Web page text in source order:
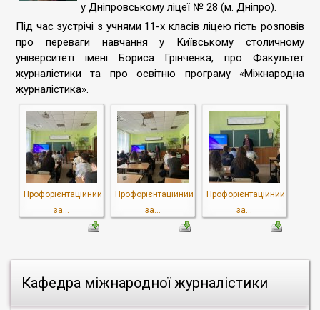
Кафедра міжнародної журналістики
у Дніпровському ліцеї № 28 (м. Дніпро).
Під час зустрічі з учнями 11-х класів ліцею гість розповів
про переваги навчання у Київському столичному
університеті імені Бориса Грінченка, про Факультет
журналістики та про освітню програму «Міжнародна
журналістика».
Профорієнтаційний
за...
Профорієнтаційний
за...
Профорієнтаційний
за...